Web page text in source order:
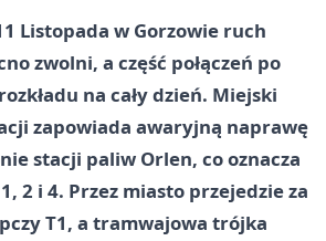
Listopada w Gorzowie ruch
zwolni, a część połączeń po
na cały dzień. Miejski
zapowiada awaryjną naprawę
stacji paliw Orlen, co oznacza
2 i 4. Przez miasto przejedzie za
T1, a tramwajowa trójka